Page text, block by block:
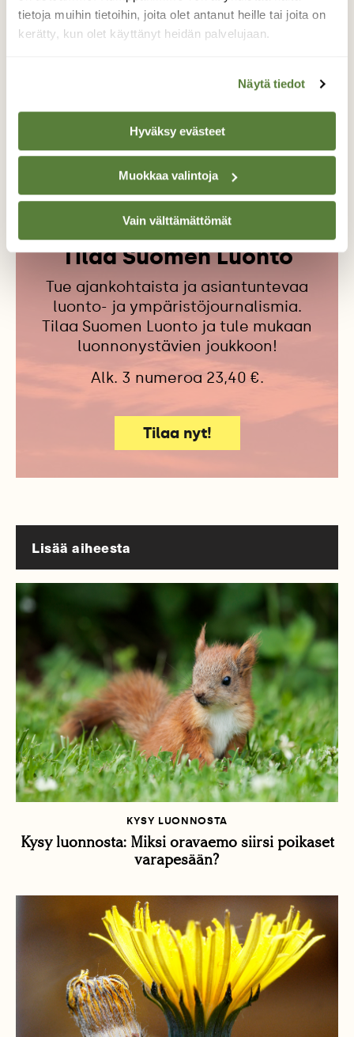
tietoja muihin tietoihin, joita olet antanut heille tai joita on
kerätty, kun olet käyttänyt heidän palvelujaan.
Näytä tiedot
Hyväksy evästeet
Muokkaa valintoja
Vain välttämättömät
Kuvitus
KYY METSÄJÄNIS
Tilaa Suomen Luonto
Tue ajankohtaista ja asiantuntevaa
luonto- ja ympäristöjournalismia.
Tilaa Suomen Luonto ja tule mukaan
luonnonystävien joukkoon!
Alk. 3 numeroa 23,40 €.
Tilaa nyt!
Lisää aiheesta
KYSY LUONNOSTA
Kysy luonnosta: Miksi oravaemo siirsi poikaset
varapesään?